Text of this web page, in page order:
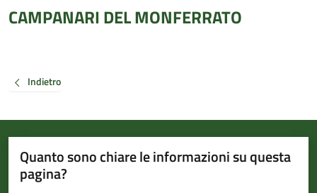
CAMPANARI DEL MONFERRATO
Indietro
Quanto sono chiare le informazioni su questa
pagina?